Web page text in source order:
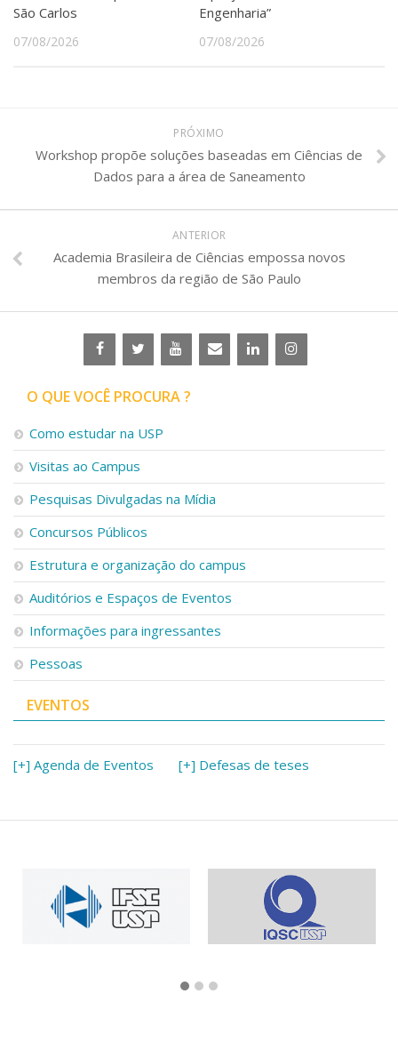
São Carlos
07/08/2026
Engenharia”
07/08/2026
PRÓXIMO
Workshop propõe soluções baseadas em Ciências de
Dados para a área de Saneamento
ANTERIOR
Academia Brasileira de Ciências empossa novos
membros da região de São Paulo
O QUE VOCÊ PROCURA ?
Como estudar na USP
Visitas ao Campus
Pesquisas Divulgadas na Mídia
Concursos Públicos
Estrutura e organização do campus
Auditórios e Espaços de Eventos
Informações para ingressantes
Pessoas
EVENTOS
[+] Agenda de Eventos [+] Defesas de teses